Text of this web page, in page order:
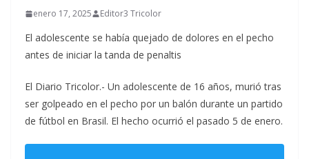
enero 17, 2025 Editor3 Tricolor
El adolescente se había quejado de dolores en el pecho
antes de iniciar la tanda de penaltis
El Diario Tricolor.- Un adolescente de 16 años, murió tras
ser golpeado en el pecho por un balón durante un partido
de fútbol en Brasil. El hecho ocurrió el pasado 5 de enero.